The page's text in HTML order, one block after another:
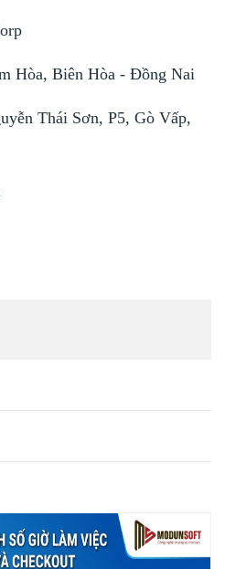
Hòa, Biên Hòa - Đồng Nai
Thái Sơn, P5, Gò Vấp,